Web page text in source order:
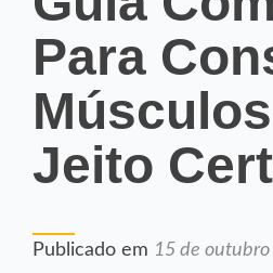
Para
Jeito
Publicado em 15 de